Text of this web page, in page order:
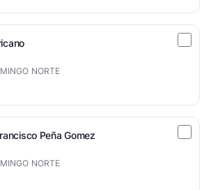
NORTE
Peña Gomez
NORTE